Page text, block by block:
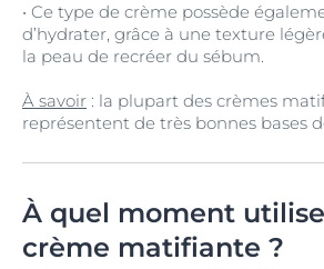
• Ce type de crème possède
d’hydrater, grâce à une texture
la peau de recréer du sébum.
À savoir : la plupart des crèmes
représentent de très bonnes bases
À quel moment
crème matifiante ?